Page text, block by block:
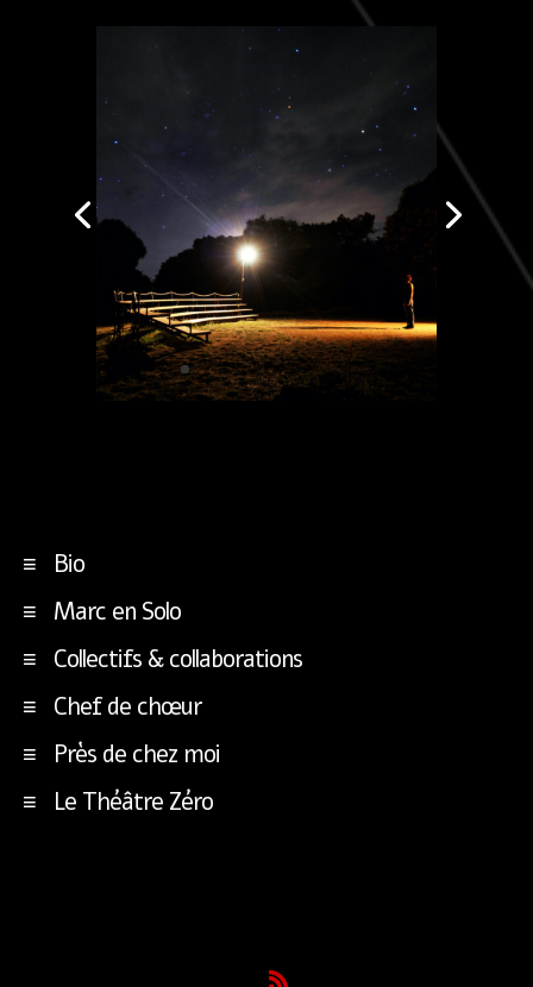
Bio
Marc en Solo
Collectifs & collaborations
Chef de chœur
Près de chez moi
Le Théâtre Zéro